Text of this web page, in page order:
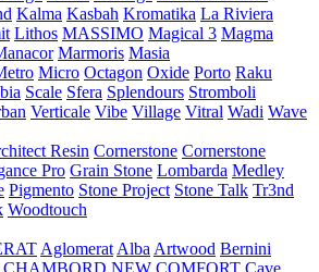
Kalma Kasbah Kromatika La Riviera
Lithos MASSIMO Magical 3 Magma
Marmoris Masia
Micro Octagon Oxide Porto Raku
Scale Sfera Splendours Stromboli
Verticale Vibe Village Vitral Wadi Wave
Resin Cornerstone Cornerstone
Pro Grain Stone Lombarda Medley
Pigmento Stone Project Stone Talk Tr3nd
Woodtouch
Aglomerat Alba Artwood Bernini